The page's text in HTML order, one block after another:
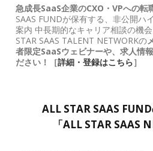
急成長SaaS企業のCXO・VPへの転
SAAS FUNDが保有する、非公開ハ
案内 中長期的なキャリア相談の機
STAR SAAS TALENT NETWORKの
者限定SaaSウェビナーや、求人情
ださい！［詳細・登録はこちら］
ALL STAR SAAS
「ALL STAR SAAS